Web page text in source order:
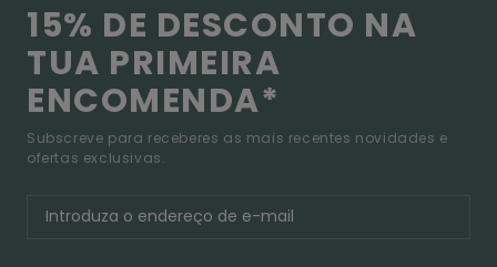
15% DE DESCONTO NA
TUA PRIMEIRA
ENCOMENDA*
Subscreve para receberes as mais recentes novidades e
ofertas exclusivas.